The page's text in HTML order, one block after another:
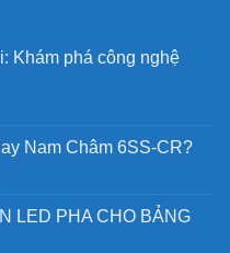
Khám phá công nghệ
Nam Châm 6SS-CR?
LED PHA CHO BẢNG